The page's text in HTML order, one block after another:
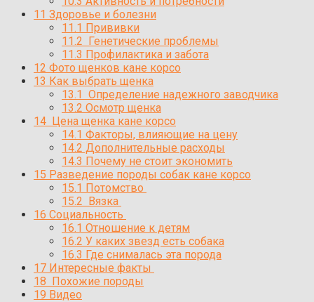
11 Здоровье и болезни
11.1 Прививки
11.2 Генетические проблемы
11.3 Профилактика и забота
12 Фото щенков кане корсо
13 Как выбрать щенка
13.1 Определение надежного заводчика
13.2 Осмотр щенка
14 Цена щенка кане корсо
14.1 Факторы, влияющие на цену
14.2 Дополнительные расходы
14.3 Почему не стоит экономить
15 Разведение породы собак кане корсо
15.1 Потомство
15.2 Вязка
16 Социальность
16.1 Отношение к детям
16.2 У каких звезд есть собака
16.3 Где снималась эта порода
17 Интересные факты
18 Похожие породы
19 Видео